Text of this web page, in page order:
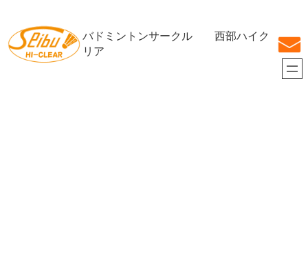
を
ス
バドミントンサークル 西部ハイク
リア